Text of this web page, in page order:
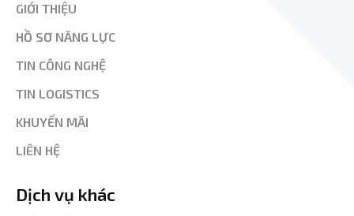
GIỚI THIỆU
HỒ SƠ NĂNG LỰC
TIN CÔNG NGHỆ
TIN LOGISTICS
KHUYẾN MÃI
LIÊN HỆ
Dịch vụ khác